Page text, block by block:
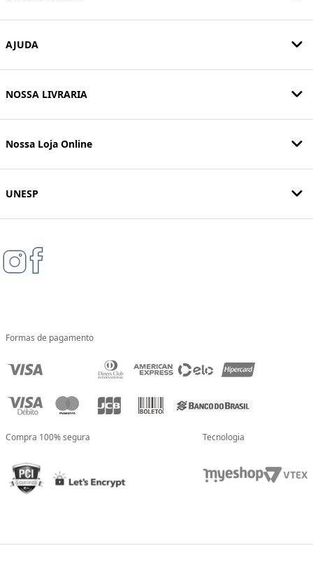
AJUDA
NOSSA LIVRARIA
Nossa Loja Online
UNESP
Formas de pagamento
Compra 100% segura Tecnologia